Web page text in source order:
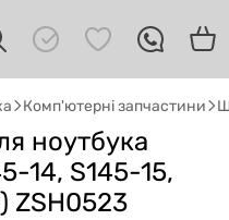
Комп'ютерні запчастини
ноутбука
14, S145-15,
ZSH0523